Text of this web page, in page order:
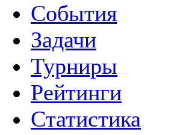
События
Задачи
Турниры
Рейтинги
Статистика